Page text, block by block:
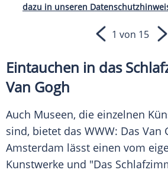
dazu in unseren
1 von 15
Eintauchen in das
Van Gogh
Auch Museen, die einzelnen
sind, bietet das WWW: Das Van
Amsterdam lässt einen vom
Kunstwerke und "Das